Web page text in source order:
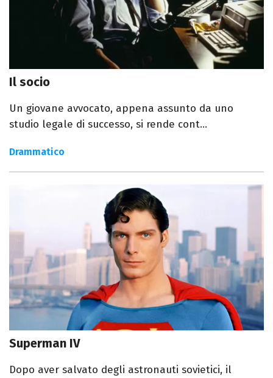
Il socio
Un giovane avvocato, appena assunto da uno
studio legale di successo, si rende cont...
Drammatico
Superman IV
Dopo aver salvato degli astronauti sovietici, il